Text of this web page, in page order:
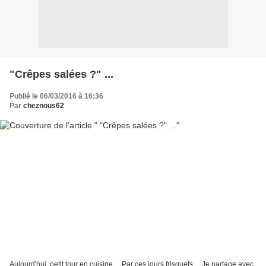
"Crêpes salées ?" ...
Publié le 06/03/2016 à 16:36
Par cheznous62